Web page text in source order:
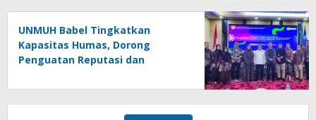
UNMUH Babel Tingkatkan
Kapasitas Humas, Dorong
Penguatan Reputasi dan